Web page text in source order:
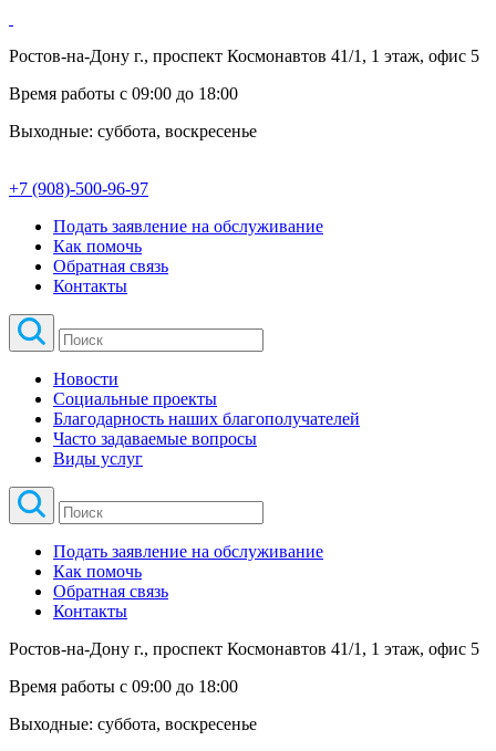
Ростов-на-Дону г., проспект Космонавтов 41/1, 1 этаж, офис 5
Время работы с 09:00 до 18:00
Выходные: суббота, воскресенье
+7 (908)-500-96-97
Подать заявление на обслуживание
Как помочь
Обратная связь
Контакты
Новости
Социальные проекты
Благодарность наших благополучателей
Часто задаваемые вопросы
Виды услуг
Подать заявление на обслуживание
Как помочь
Обратная связь
Контакты
Ростов-на-Дону г., проспект Космонавтов 41/1, 1 этаж, офис 5
Время работы с 09:00 до 18:00
Выходные: суббота, воскресенье